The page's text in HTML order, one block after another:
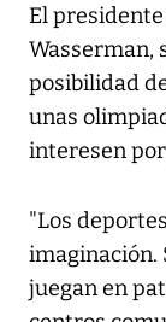
El
Wasserman,
posibilidad
unas
interesen
"Los
imaginación.
juegan en